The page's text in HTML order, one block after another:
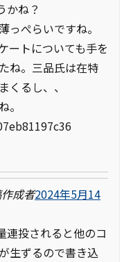
かね？
っぺらいですね。
ートについても手を
ね。三品氏は在特
くるし、、
。
成者2024年5月14
連投されると他のコ
生ずるので書き込